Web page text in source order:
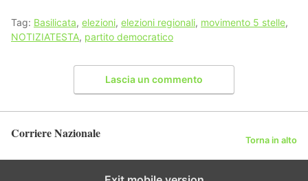
Tag: Basilicata, elezioni, elezioni regionali, movimento 5 stelle,
NOTIZIATESTA, partito democratico
Lascia un commento
Corriere Nazionale Torna in alto